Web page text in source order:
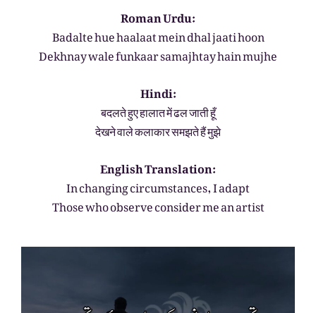
Roman Urdu:
Badalte hue haalaat mein dhal jaati hoon
Dekhnay wale funkaar samajhtay hain mujhe
Hindi:
बदलते हुए हालात में ढल जाती हूँ
देखने वाले कलाकार समझते हैं मुझे
English Translation:
In changing circumstances, I adapt
Those who observe consider me an artist